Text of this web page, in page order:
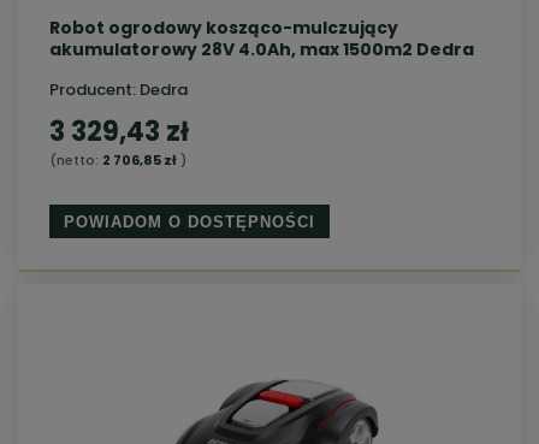
Robot ogrodowy kosząco-mulczujący
akumulatorowy 28V 4.0Ah, max 1500m2 Dedra
Producent: Dedra
3 329,43 zł
(netto: 2 706,85 zł)
POWIADOM O DOSTĘPNOŚCI